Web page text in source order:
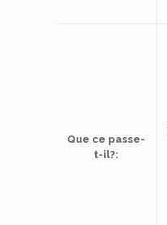
Que ce passe-
t-il?: